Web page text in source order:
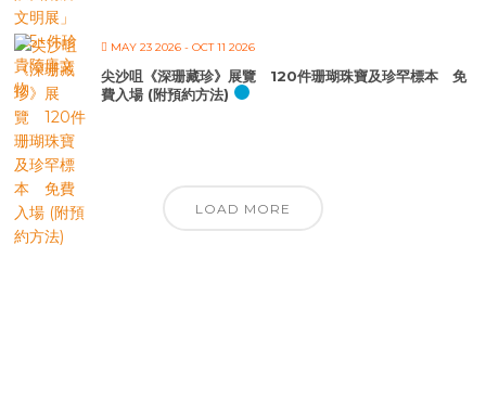
MAY 23 2026 - OCT 11 2026
尖沙咀《深珊藏珍》展覽 120件珊瑚珠寶及珍罕標本 免
費入場 (附預約方法)
LOAD MORE